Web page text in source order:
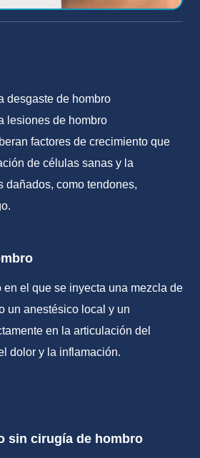
desgaste de hombro
lesiones de hombro
factores de crecimiento que
de células sanas y la
dañados, como tendones,
en el que se inyecta una mezcla de
un anestésico local y un
en la articulación del
dolor y la inflamación.
sin cirugía de hombro